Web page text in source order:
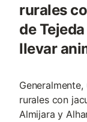
rurales
de
llevar
rurales con
Almijara y